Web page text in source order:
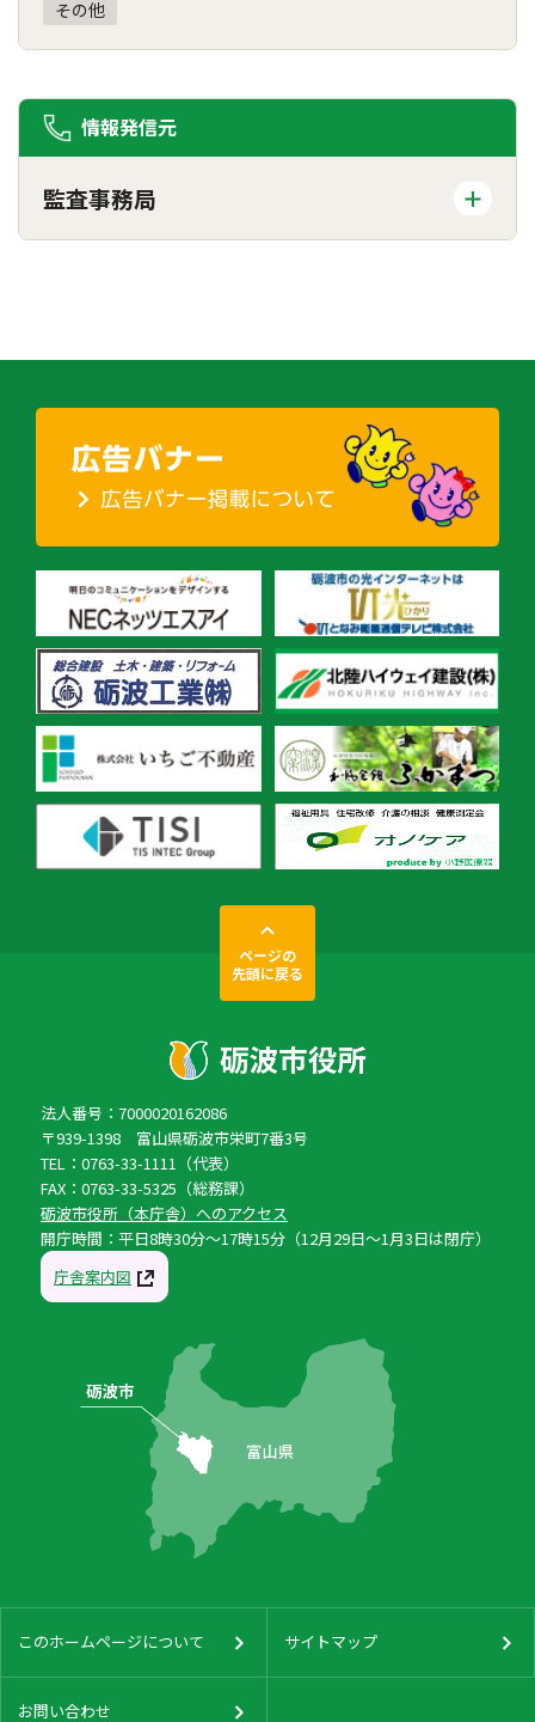
その他
情報発信元
監査事務局
ページの
先頭に戻る
法人番号：7000020162086
〒939-1398 富山県砺波市栄町7番3号
TEL：0763-33-1111（代表）
FAX：0763-33-5325（総務課）
砺波市役所（本庁舎）へのアクセス
開庁時間：平日8時30分〜17時15分（12月29日〜1月3日は閉庁）
庁舎案内図
このホームページについて サイトマップ
お問い合わせ